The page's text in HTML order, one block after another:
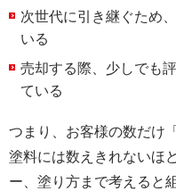
次世代に引き継ぐため
いる
売却する際、少しでも
ている
つまり、お客様の数だけ
塗料には数えきれないほ
ー、塗り方まで考えると